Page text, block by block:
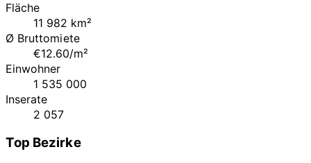
Fläche
11 982 km²
Ø Bruttomiete
€12.60/m²
Einwohner
1 535 000
Inserate
2 057
Top Bezirke